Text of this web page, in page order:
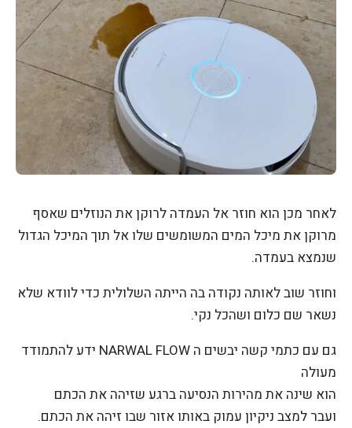
לאחר מכן הוא חוזר אל העמדה לרוקן את הנוזלים שאסף
מרוקן את מיכל המים המשומשים שלו אל תוך המיכל הגדול
שנמצא בעמדה.
וחוזר שוב לאותה נקודה בה הייתה השלולית כדי לוודא שלא
נשאר שם כלום ושהכל נקי.
גם עם כתמי קשה יבשים ה NARWAL FLOW ידע להתמודד
מעולה
הוא שינה את מהירות הנסיעה ברגע שזיהה את הכתם
ועבר למצב ניקיון עמוק באותו אזור שבו זיהה את הכתם.